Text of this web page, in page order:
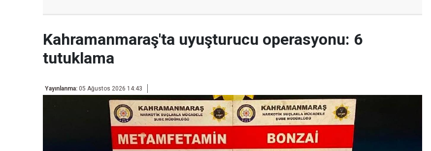
Kahramanmaraş'ta uyuşturucu operasyonu: 6
tutuklama
Yayınlanma: 05 Ağustos 2026 14:43